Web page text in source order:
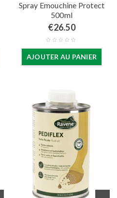
Spray Emouchine Protect
500ml
€26.50
AJOUTER AU PANIER